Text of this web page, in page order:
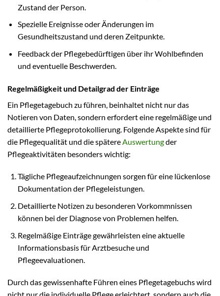
Zustand der Person.
Spezielle Ereignisse oder Änderungen im
Gesundheitszustand und deren Zeitpunkte.
Feedback der Pflegebedürftigen über ihr Wohlbefinden
und eventuelle Beschwerden.
Regelmäßigkeit und Detailgrad der Einträge
Ein Pflegetagebuch zu führen, beinhaltet nicht nur das
Notieren von Daten, sondern erfordert eine regelmäßige und
detaillierte Pflegeprotokollierung. Folgende Aspekte sind für
die Pflegequalität und die spätere Auswertungder
Pflegeaktivitäten besonders wichtig:
Tägliche Pflegeaufzeichnungen sorgen für eine lückenlose
Dokumentation der Pflegeleistungen.
Detaillierte Notizen zu besonderen Vorkommnissen
können bei der Diagnose von Problemen helfen.
Regelmäßige Einträge gewährleisten eine aktuelle
Informationsbasis für Arztbesuche und
Pflegeevaluationen.
Durch das gewissenhafte Führen eines Pflegetagebuchs wird